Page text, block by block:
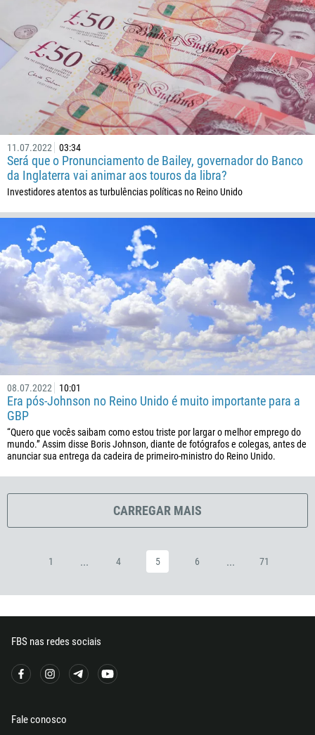
11.07.2022 03:34
Será que o Pronunciamento de Bailey, governador do Banco
da Inglaterra vai animar aos touros da libra?
Investidores atentos as turbulências políticas no Reino Unido
08.07.2022 10:01
Era pós-Johnson no Reino Unido é muito importante para a
GBP
“Quero que vocês saibam como estou triste por largar o melhor emprego do
mundo.” Assim disse Boris Johnson, diante de fotógrafos e colegas, antes de
anunciar sua entrega da cadeira de primeiro-ministro do Reino Unido.
CARREGAR MAIS
1 ... 4 5 6 ... 71
FBS nas redes sociais
Fale conosco
61
57
269
242
243
682
506
225
385
420
45
253
1767
1809
593
20
503
291
372
251
358
241
220